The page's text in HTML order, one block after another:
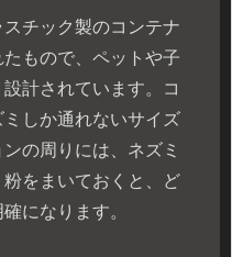
チック製のコンテナ
もので、ペットや子
計されています。コ
しか通れないサイズ
の周りには、ネズミ
をまいておくと、ど
になります。